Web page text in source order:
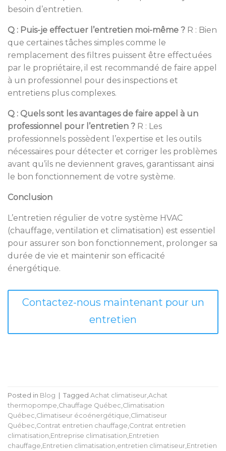
besoin d’entretien.
Q : Puis-je effectuer l’entretien moi-même ? R : Bien
que certaines tâches simples comme le
remplacement des filtres puissent être effectuées
par le propriétaire, il est recommandé de faire appel
à un professionnel pour des inspections et
entretiens plus complexes.
Q : Quels sont les avantages de faire appel à un
professionnel pour l’entretien ? R : Les
professionnels possèdent l’expertise et les outils
nécessaires pour détecter et corriger les problèmes
avant qu’ils ne deviennent graves, garantissant ainsi
le bon fonctionnement de votre système.
Conclusion
L’entretien régulier de votre système HVAC
(chauffage, ventilation et climatisation) est essentiel
pour assurer son bon fonctionnement, prolonger sa
durée de vie et maintenir son efficacité
énergétique.
Contactez-nous maintenant pour un
entretien
Posted in Blog | Tagged Achat climatiseur Achat
thermopompe Chauffage Québec Climatisation
Québec Climatiseur écoénergétique Climatiseur
Québec Contrat entretien chauffage Contrat entretien
climatisation Entreprise climatisation Entretien
chauffage Entretien climatisation entretien climatiseur Entretien